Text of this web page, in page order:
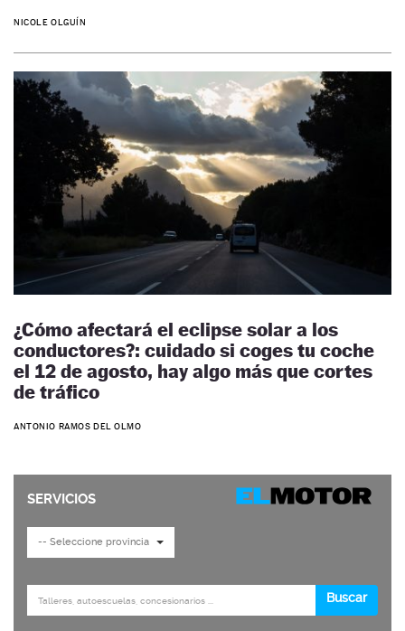
NICOLE OLGUÍN
¿Cómo afectará el eclipse solar a los
conductores?: cuidado si coges tu coche
el 12 de agosto, hay algo más que cortes
de tráfico
ANTONIO RAMOS DEL OLMO